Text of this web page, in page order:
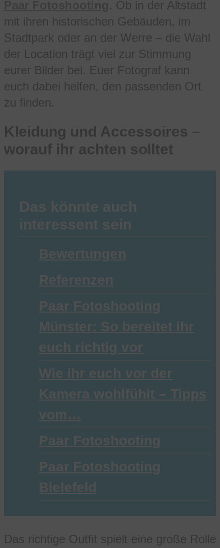
. Ob in der Altstadt
mit ihren historischen Gebäuden, im
Stadtpark oder an der Werre – die Wahl
der Location trägt viel zur Stimmung
eurer Bilder bei. Euer Fotograf kann
euch dabei helfen, den passenden Ort
zu finden.
Kleidung und Accessoires –
worauf ihr achten solltet
Das könnte auch
interessent sein
Bewertungen
Referenzen
Paar Fotoshooting
Münster: So bereitet ihr
euch richtig vor
Wie ihr euch vor der
Kamera wohlfühlt – Tipps
vom…
Paar Fotoshooting
Paar Fotoshooting
Bielefeld
Das richtige Outfit spielt eine große Rolle